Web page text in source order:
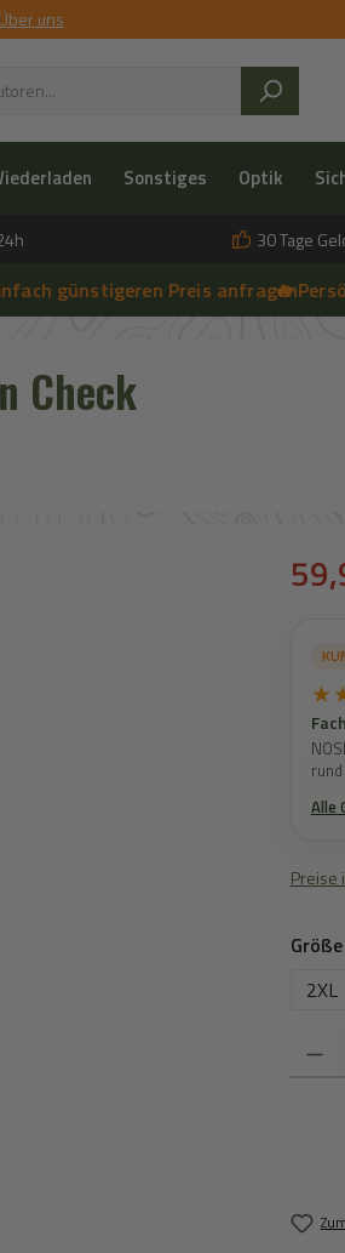
Über uns
Sonstiges Optik
30 Tage
Preis anfragen
➔
🔥
Check
Alle
Preise
Größe
2XL